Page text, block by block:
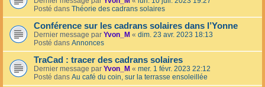
Posté dans Théorie des cadrans solaires
Conférence sur les cadrans solaires dans l’Yonne
Dernier message par Yvon_M « dim. 23 avr. 2023 18:13
Posté dans Annonces
TraCad : tracer des cadrans solaires
Dernier message par Yvon_M « mer. 1 févr. 2023 22:12
Posté dans Au café du coin, sur la terrasse ensoleillée